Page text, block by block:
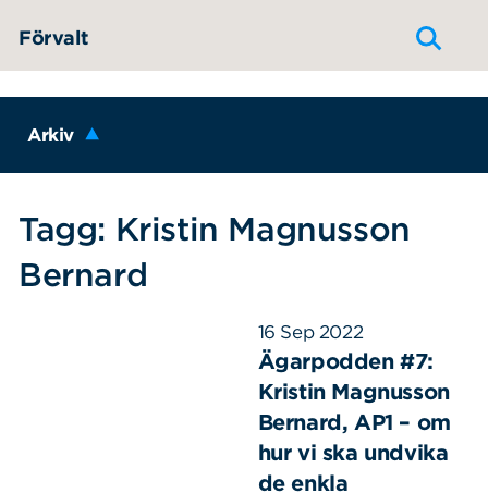
Förvalt
Arkiv
Tagg: Kristin Magnusson
Bernard
16 Sep 2022
Ägarpodden #7:
Kristin Magnusson
Bernard, AP1 – om
hur vi ska undvika
de enkla